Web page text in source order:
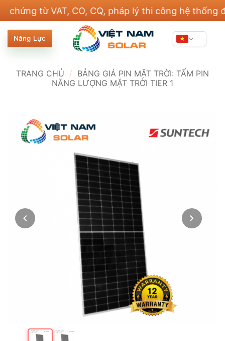
nội
dung
từ VAT, CO, CQ, pháp lý thi công hệ thống điện
Năng Lực
TRANG CHỦ / BẢNG GIÁ PIN MẶT TRỜI: TẤM PIN
NĂNG LƯỢNG MẶT TRỜI TIER 1